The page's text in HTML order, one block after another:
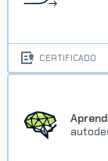
CERTIFICADO